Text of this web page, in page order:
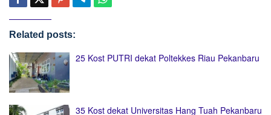
Related posts:
25 Kost PUTRI dekat Poltekkes Riau Pekanbaru
35 Kost dekat Universitas Hang Tuah Pekanbaru